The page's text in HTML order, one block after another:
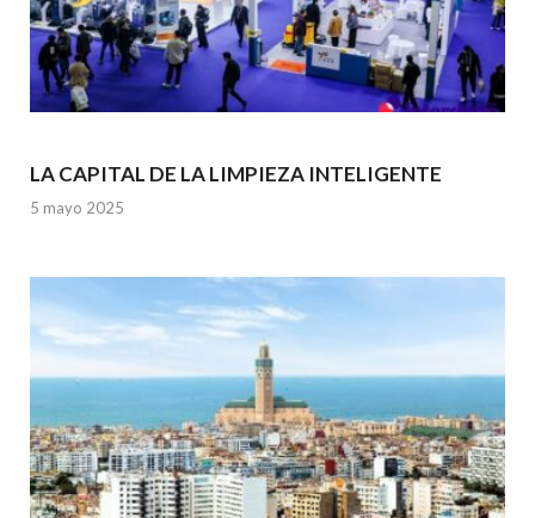
LA CAPITAL DE LA LIMPIEZA INTELIGENTE
5 mayo 2025